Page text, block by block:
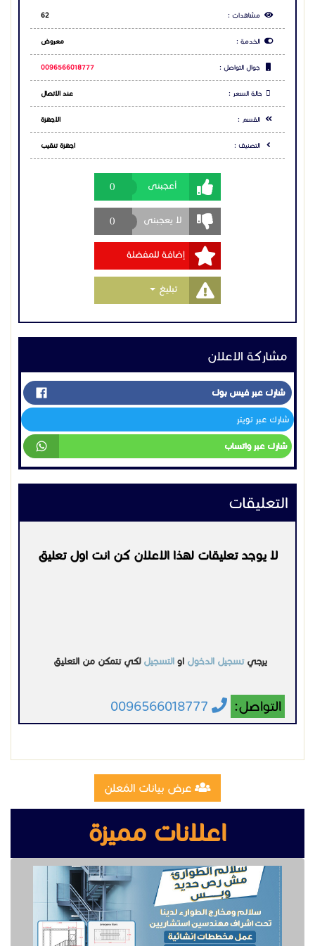
مشاهدات : 62
الخدمة : معروض
جوال التواصل : 0096566018777
حالة السعر : عند الاتصال
القسم : الاجهزة
التصنيف : اجهزة تنقيب
أعجبنى 0
لا يعجبنى 0
إضافة للمفضلة
تبليغ Toggle Dropdown
مشاركة الاعلان
شارك عبر فيس بوك
شارك عبر تويتر
شارك عبر واتساب
التعليقات
لا يوجد تعليقات لهذا الاعلان كن انت اول تعليق
يرجيتسجيل الدخول او التسجيل لكي تتمكن من التعليق
التواصل: 0096566018777
عرض بيانات المُعلن
اعلانات مميزة